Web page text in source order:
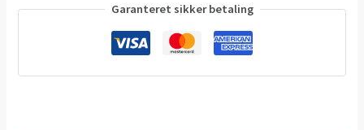
Garanteret sikker betaling